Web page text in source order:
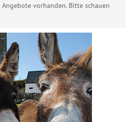
vorhanden. Bitte schauen